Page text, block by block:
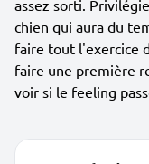
assez sorti.
chien qui aura du
faire tout l'exercice
faire une première
voir si le feeling